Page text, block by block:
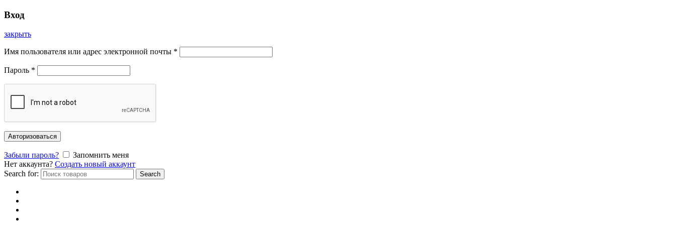
Вход
закрыть
Имя пользователя или адрес электронной почты *
Пароль *
Авторизоваться
Забыли пароль?
Запомнить меня
Нет аккаунта? Создать новый аккаунт
Search for:
Search